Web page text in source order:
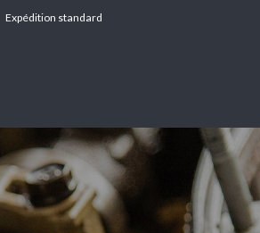
Expédition standard